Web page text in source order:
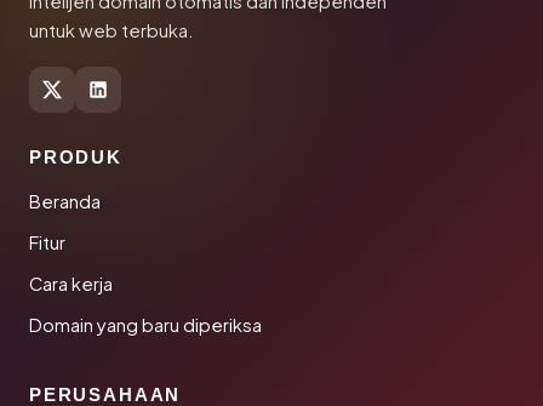
untuk web terbuka.
PRODUK
Beranda
Fitur
Cara kerja
Domain yang baru diperiksa
PERUSAHAAN